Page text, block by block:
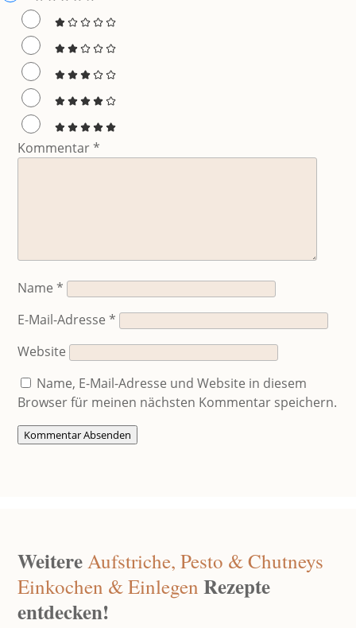
Kommentar*
Name*
E-Mail-Adresse*
Website
Name, E-Mail-Adresse und Website in diesem
Browser für meinen nächsten Kommentar speichern.
Kommentar Absenden
WeitereAufstriche, Pesto & Chutneys
Einkochen & Einlegen Rezepte
entdecken!